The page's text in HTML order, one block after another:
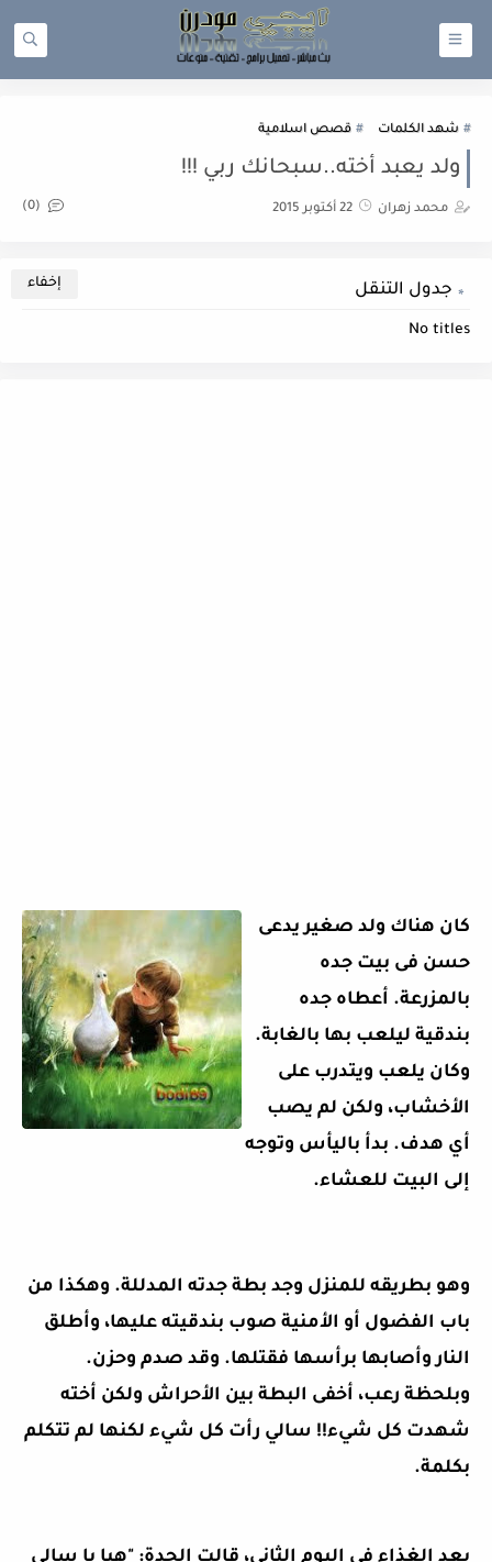
شهد الكلمات قصص اسلامية
ولد يعبد أخته..سبحانك ربي !!!
محمد زهران 22 أكتوبر 2015 (0)
جدول التنقل
No titles
كان هناك ولد صغير يدعى
حسن فى بيت جده
بالمزرعة. أعطاه جده
بندقية ليلعب بها بالغابة.
وكان يلعب ويتدرب على
الأخشاب، ولكن لم يصب
أي هدف. بدأ باليأس وتوجه
إلى البيت للعشاء.
وهو بطريقه للمنزل وجد بطة جدته المدللة. وهكذا من
باب الفضول أو الأمنية صوب بندقيته عليها، وأطلق
النار وأصابها برأسها فقتلها. وقد صدم وحزن.
وبلحظة رعب، أخفى البطة بين الأحراش ولكن أخته
شهدت كل شيء!! سالي رأت كل شيء لكنها لم تتكلم
بكلمة.
بعد الغذاء في اليوم الثاني، قالت الجدة: "هيا يا سالي